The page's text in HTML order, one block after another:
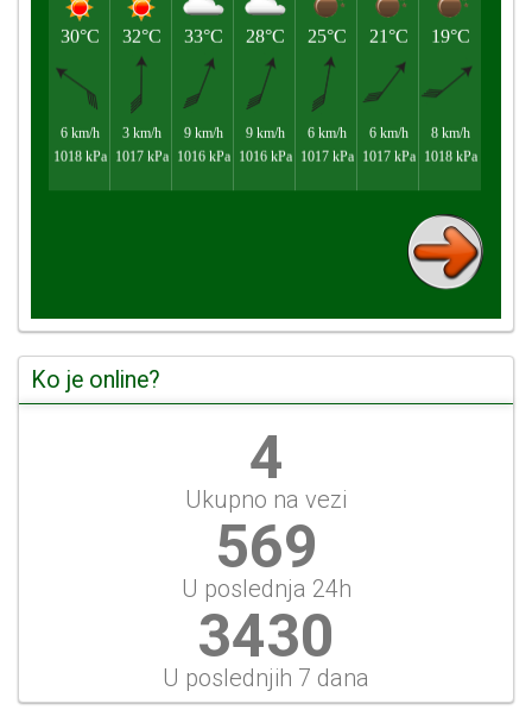
Ko je online?
5
Ukupno na vezi
612
U poslednja 24h
3694
U poslednjih 7 dana